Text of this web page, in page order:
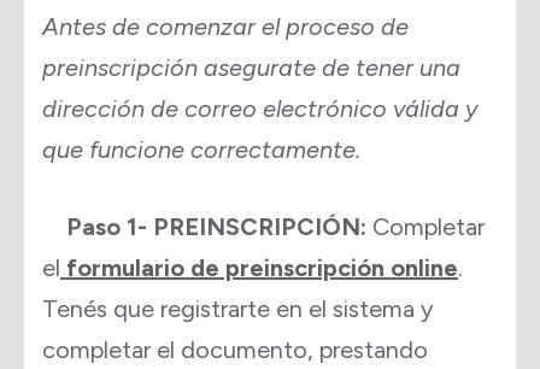
Antes de comenzar el proceso de
preinscripción asegurate de tener una
dirección de correo electrónico válida y
que funcione correctamente.
Paso 1- PREINSCRIPCIÓN: Completar
el formulario de preinscripción online.
Tenés que registrarte en el sistema y
completar el documento, prestando